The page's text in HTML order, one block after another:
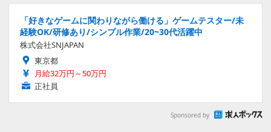
「好きなゲームに関わりながら働ける」ゲームテスター/未
経験OK/研修あり/シンプル作業/20~30代活躍中
株式会社SNJAPAN
東京都
月給32万円～50万円
正社員
Sponsored by